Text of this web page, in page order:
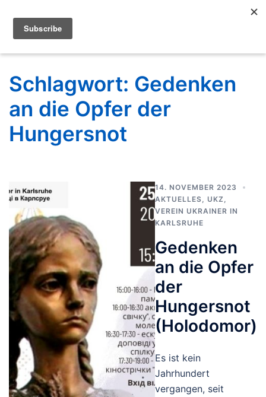
Schlagwort: Gedenken
an die Opfer der
Hungersnot
14. NOVEMBER 2023
AKTUELLES
UKZ
VEREIN UKRAINER IN
KARLSRUHE
Gedenken
an die Opfer
der
Hungersnot
(Holodomor)
Es ist kein
Jahrhundert
vergangen, seit